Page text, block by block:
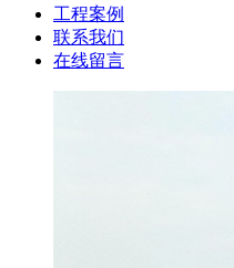
工程案例
联系我们
在线留言